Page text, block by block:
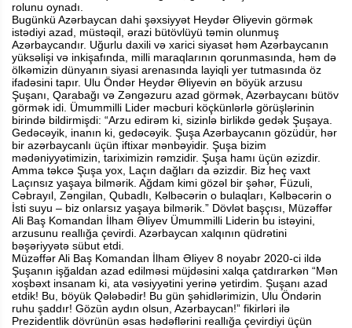
rolunu oynadı.
Bugünkü Azərbaycan dahi şəxsiyyət Heydər Əliyevin görmək
istədiyi azad, müstəqil, ərazi bütövlüyü təmin olunmuş
Azərbaycandır. Uğurlu daxili və xarici siyasət həm Azərbaycanın
yüksəlişi və inkişafında, milli maraqlarının qorunmasında, həm də
ölkəmizin dünyanın siyasi arenasında layiqli yer tutmasında öz
ifadəsini tapır. Ulu Öndər Heydər Əliyevin ən böyük arzusu
Şuşanı, Qarabağı və Zəngəzuru azad görmək, Azərbaycanı bütöv
görmək idi. Ümummilli Lider məcburi köçkünlərlə görüşlərinin
birində bildirmişdi: “Arzu edirəm ki, sizinlə birlikdə gedək Şuşaya.
Gedəcəyik, inanın ki, gedəcəyik. Şuşa Azərbaycanın gözüdür, hər
bir azərbaycanlı üçün iftixar mənbəyidir. Şuşa bizim
mədəniyyətimizin, tariximizin rəmzidir. Şuşa hamı üçün əzizdir.
Amma təkcə Şuşa yox, Laçın dağları da əzizdir. Biz heç vaxt
Laçınsız yaşaya bilmərik. Ağdam kimi gözəl bir şəhər, Füzuli,
Cəbrayıl, Zəngilan, Qubadlı, Kəlbəcərin o bulaqları, Kəlbəcərin o
İsti suyu – biz onlarsız yaşaya bilmərik.” Dövlət başçısı, Müzəffər
Ali Baş Komandan İlham Əliyev Ümummilli Liderin bu istəyini,
arzusunu reallığa çevirdi. Azərbaycan xalqının qüdrətini
bəşəriyyətə sübut etdi.
Müzəffər Ali Baş Komandan İlham Əliyev 8 noyabr 2020-ci ildə
Şuşanın işğaldan azad edilməsi müjdəsini xalqa çatdırarkən “Mən
xoşbəxt insanam ki, ata vəsiyyətini yerinə yetirdim. Şuşanı azad
etdik! Bu, böyük Qələbədir! Bu gün şəhidlərimizin, Ulu Öndərin
ruhu şaddır! Gözün aydın olsun, Azərbaycan!” fikirləri ilə
Prezidentlik dövrünün əsas hədəflərini reallığa çevirdiyi üçün